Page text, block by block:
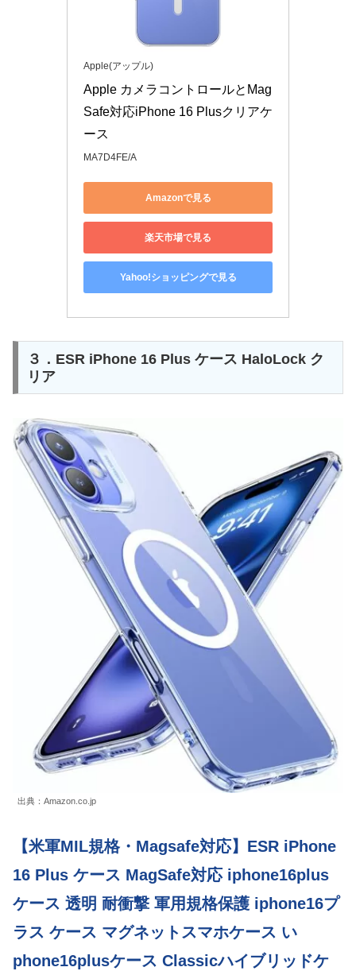
Apple(アップル)
Apple カメラコントロールとMag
Safe対応iPhone 16 Plusクリアケ
ース ​​​​​​​
MA7D4FE/A
Amazonで見る
楽天市場で見る
Yahoo!ショッピングで見る
３．ESR iPhone 16 Plus ケース HaloLock ク
リア
出典：Amazon.co.jp
【米軍MIL規格・Magsafe対応】ESR iPhone
16 Plus ケース MagSafe対応 iphone16plus
ケース 透明 耐衝撃 軍用規格保護 iphone16プ
ラス ケース マグネットスマホケース い
phone16plusケース Classicハイブリッドケ